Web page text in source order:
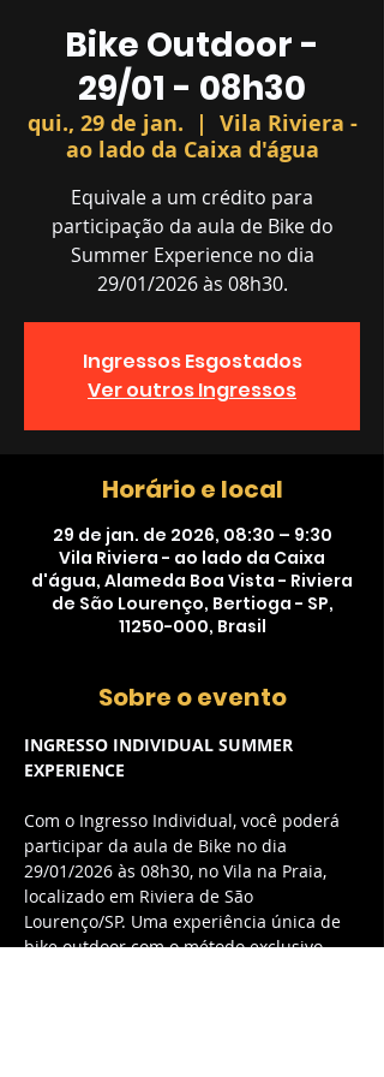
Bike Outdoor -
29/01 - 08h30
qui., 29 de jan.
  |
Vila Riviera -
ao lado da Caixa d'água
Equivale a um crédito para
participação da aula de Bike do
Summer Experience no dia
29/01/2026 às 08h30.
Ingressos Esgostados
Ver outros Ingressos
Horário e local
29 de jan. de 2026, 08:30 – 9:30
Vila Riviera - ao lado da Caixa
d'água, Alameda Boa Vista - Riviera
de São Lourenço, Bertioga - SP,
11250-000, Brasil
Sobre o evento
INGRESSO INDIVIDUAL SUMMER
EXPERIENCE
Com o Ingresso Individual, você poderá
participar da aula de Bike no dia
29/01/2026 às 08h30, no Vila na Praia,
localizado em Riviera de São
Lourenço/SP. Uma experiência única de
bike outdoor com o método exclusivo